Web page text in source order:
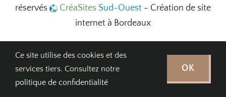
réservés
CréaSites Sud-Ouest - Création de site
internet à Bordeaux
Ce site utilise des cookies et des
services tiers. Consultez notre
politique de confidentialité
OK